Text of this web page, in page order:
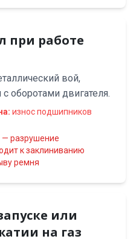
при работе
вой,
оборотами двигателя.
износ подшипников
— разрушение
к заклиниванию
ремня
или
на газ